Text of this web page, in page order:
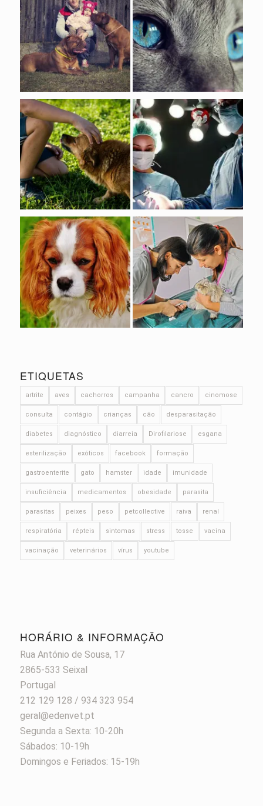
ETIQUETAS
artrite aves cachorros campanha cancro cinomose
consulta contágio crianças cão desparasitação
diabetes diagnóstico diarreia Dirofilariose esgana
esterilização exóticos facebook formação
gastroenterite gato hamster idade imunidade
insuficiência medicamentos obesidade parasita
parasitas peixes peso petcollective raiva renal
respiratória répteis sintomas stress tosse vacina
vacinação veterinários vírus youtube
HORÁRIO & INFORMAÇÃO
Rua António de Sousa, 17
2865-533 Seixal
Portugal
212 129 128 / 934 323 954
geral@edenvet.pt
Segunda a Sexta: 10-20h
Sábados: 10-19h
Domingos e Feriados: 15-19h